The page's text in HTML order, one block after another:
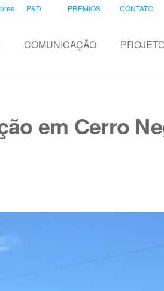
P&D PRÊMIOS CONTATO
COMUNICAÇÃO
em Cerro